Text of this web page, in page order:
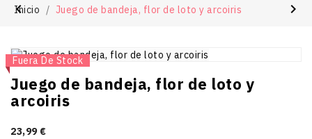
Inicio Juego de bandeja, flor de loto y arcoiris
Nuevo
Fuera De Stock
 
Juego de bandeja, flor de loto y
arcoiris
23,99 €